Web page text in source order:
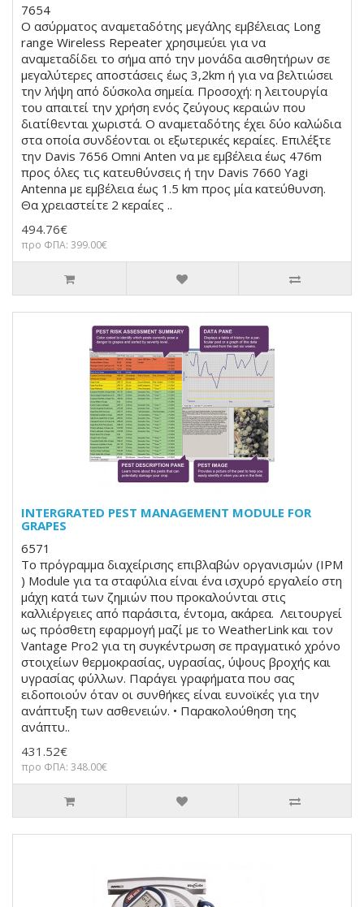
7654
Ο ασύρματος αναμεταδότης μεγάλης εμβέλειας Long
range Wireless Repeater χρησιμεύει για να
αναμεταδίδει το σήμα από την μονάδα αισθητήρων σε
μεγαλύτερες αποστάσεις έως 3,2km ή για να βελτιώσει
την λήψη από δύσκολα σημεία. Προσοχή: η λειτουργία
του απαιτεί την χρήση ενός ζεύγους κεραιών που
διατίθενται χωριστά. Ο αναμεταδότης έχει δύο καλώδια
στα οποία συνδέονται οι εξωτερικές κεραίες. Επιλέξτε
την Davis 7656 Omni Anten να με εμβέλεια έως 476m
προς όλες τις κατευθύνσεις ή την Davis 7660 Yagi
Antenna με εμβέλεια έως 1.5 km προς μία κατεύθυνση.
Θα χρειαστείτε 2 κεραίες ..
494.76€
προ ΦΠΑ: 399.00€
INTERGRATED PEST MANAGEMENT MODULE FOR
GRAPES
6571
Το πρόγραμμα διαχείρισης επιβλαβών οργανισμών (IPM
) Module για τα σταφύλια είναι ένα ισχυρό εργαλείο στη
μάχη κατά των ζημιών που προκαλούνται στις
καλλιέργειες από παράσιτα, έντομα, ακάρεα. Λειτουργεί
ως πρόσθετη εφαρμογή μαζί με το WeatherLink και τον
Vantage Pro2 για τη συγκέντρωση σε πραγματικό χρόνο
στοιχείων θερμοκρασίας, υγρασίας, ύψους βροχής και
υγρασίας φύλλων. Παράγει γραφήματα που σας
ειδοποιούν όταν οι συνθήκες είναι ευνοϊκές για την
ανάπτυξη των ασθενειών. • Παρακολούθηση της
ανάπτυ..
431.52€
προ ΦΠΑ: 348.00€